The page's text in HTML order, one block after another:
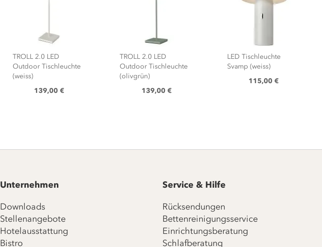
TROLL 2.0 LED
Outdoor Tischleuchte
(weiss)
139,00 €
TROLL 2.0 LED
Outdoor Tischleuchte
(olivgrün)
139,00 €
LED Tischleuchte
Svamp (weiss)
115,00 €
Unternehmen
Downloads
Stellenangebote
Hotelausstattung
Bistro
Service & Hilfe
Rücksendungen
Bettenreinigungsservice
Einrichtungsberatung
Schlafberatung